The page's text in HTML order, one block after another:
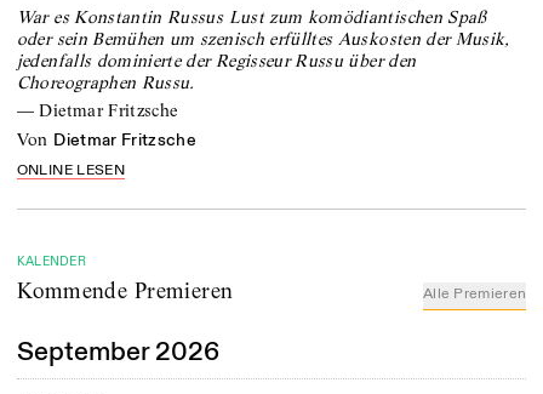
War es Konstantin Russus Lust zum komödiantischen Spaß
oder sein Bemühen um szenisch erfülltes Auskosten der Musik,
jedenfalls dominierte der Regisseur Russu über den
Choreographen Russu.
—Dietmar Fritzsche
von Dietmar Fritzsche
ONLINE LESEN
KALENDER
Kommende Premieren Alle Premieren
September 2026